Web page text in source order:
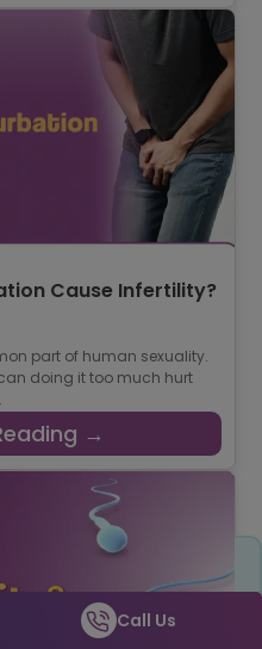
Cause Infertility?
part of human sexuality.
doing it too much hurt
→
Call Us